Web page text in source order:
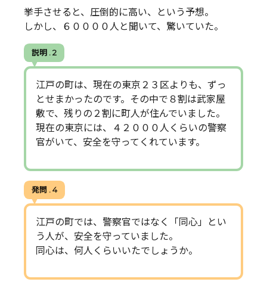
挙手させると、圧倒的に高い、という予想。
しかし、６００００人と聞いて、驚いていた。
説明 . 2
江戸の町は、現在の東京２３区よりも、ずっ
とせまかったのです。その中で８割は武家屋
敷で、残りの２割に町人が住んでいました。
現在の東京には、４２０００人くらいの警察
官がいて、安全を守ってくれています。
発問 . 4
江戸の町では、警察官ではなく「同心」とい
う人が、安全を守っていました。
同心は、何人くらいいたでしょうか。